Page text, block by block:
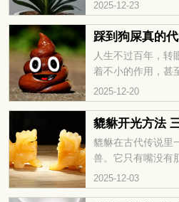
里养殖的，今天就
的花，美丽耐看还
2025-12-23
人生不过百年，转
着不小的作用，甚
展。那么，生活中
什么呢？不妨放松
吧。
2025-12-20
貔貅在古代传说里
兽。它只有嘴没有
常被人们当做招财
貅还能驱赶邪气、
2025-12-03